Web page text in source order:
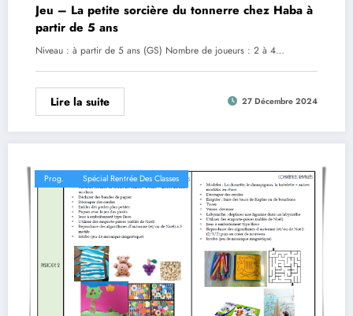
Jeu – La petite sorcière du tonnerre chez Haba à
partir de 5 ans
Niveau : à partir de 5 ans (GS) Nombre de joueurs : 2 à 4…
Lire la suite 27 Décembre 2024
Prog. Spécial Rentrée Des Classes